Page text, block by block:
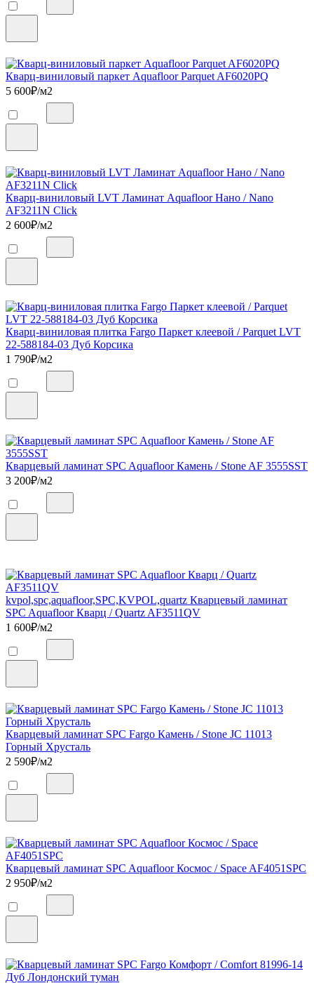
Кварц-виниловый паркет Aquafloor Parquet AF6020PQ
5 600₽/м2
Кварц-виниловый LVT Ламинат Aquafloor Нано / Nano
AF3211N Click
2 600₽/м2
Кварц-виниловая плитка Fargo Паркет клеевой / Parquet LVT
22-588184-03 Дуб Корсика
1 790₽/м2
Кварцевый ламинат SPC Aquafloor Камень / Stone AF 3555SST
3 200₽/м2
kvpol,spc,aquafloor,SPC,KVPOL,quartz Кварцевый ламинат
SPC Aquafloor Кварц / Quartz AF3511QV
1 600₽/м2
Кварцевый ламинат SPC Fargo Камень / Stone JC 11013
Горный Хрусталь
2 590₽/м2
Кварцевый ламинат SPC Aquafloor Космос / Space AF4051SPC
2 950₽/м2